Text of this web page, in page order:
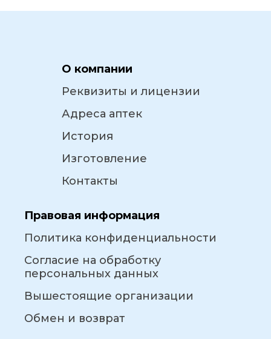
О компании
Реквизиты и лицензии
Адреса аптек
История
Изготовление
Контакты
Правовая информация
Политика конфиденциальности
Согласие на обработку
персональных данных
Вышестоящие организации
Обмен и возврат